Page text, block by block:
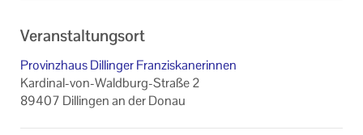
Veranstaltungsort
Provinzhaus Dillinger Franziskanerinnen
Kardinal-von-Waldburg-Straße 2
89407 Dillingen an der Donau